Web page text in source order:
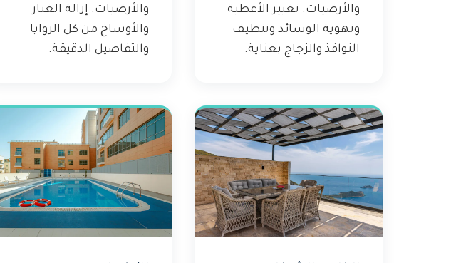
والأرضيات. تغيير الأغطية
وتهوية الوسائد وتنظيف
النوافذ والزجاج بعناية.
والأرضيات. إزالة الغبار
والأوساخ من كل الزوايا
والتفاصيل الدقيقة.